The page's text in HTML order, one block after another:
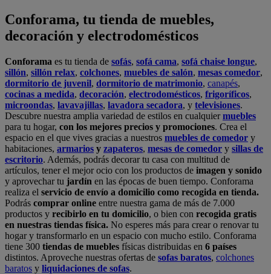
Conforama, tu tienda de muebles,
decoración y electrodomésticos
Conforama es tu tienda de sofás, sofá cama, sofá chaise longue,
sillón, sillón relax, colchones, muebles de salón, mesas comedor,
dormitorio de juvenil, dormitorio de matrimonio, canapés,
cocinas a medida, decoración, electrodomésticos, frigoríficos,
microondas, lavavajillas, lavadora secadora, y televisiones.
Descubre nuestra amplia variedad de estilos en cualquiermuebles
para tu hogar, con los mejores precios y promociones. Crea el
espacio en el que vives gracias a nuestros muebles de comedor y
habitaciones, armarios y zapateros, mesas de comedor y sillas de
escritorio. Además, podrás decorar tu casa con multitud de
artículos, tener el mejor ocio con los productos de imagen y sonido
y aprovechar tu jardín en las épocas de buen tiempo. Conforama
realiza el servicio de envío a domicilio como recogida en tienda.
Podrás comprar online entre nuestra gama de más de 7.000
productos y recibirlo en tu domicilio, o bien con recogida gratis
en nuestras tiendas física. No esperes más para crear o renovar tu
hogar y transformarlo en un espacio con mucho estilo. Conforama
tiene 300 tiendas de muebles físicas distribuidas en 6 países
distintos. Aproveche nuestras ofertas de sofas baratos, colchones
baratos y liquidaciones de sofas.